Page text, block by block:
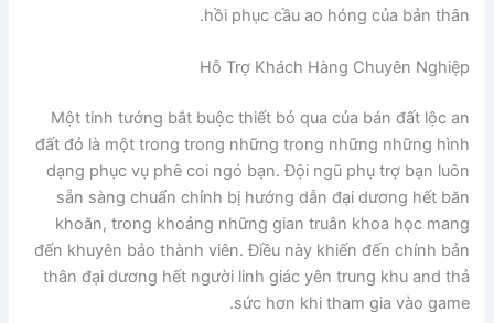
hồi phục cầu ao hóng của bản thân.
Hỗ Trợ Khách Hàng Chuyên Nghiệp
Một tinh tướng bắt buộc thiết bỏ qua của bán đất lộc an
đất đỏ là một trong trong những trong những những hình
dạng phục vụ phê coi ngó bạn. Đội ngũ phụ trợ bạn luôn
sẵn sàng chuẩn chỉnh bị hướng dẫn đại dương hết băn
khoăn, trong khoảng những gian truân khoa học mang
đến khuyên bảo thành viên. Điều này khiến đến chính bản
thân đại dương hết người linh giác yên trung khu and thả
sức hơn khi tham gia vào game.